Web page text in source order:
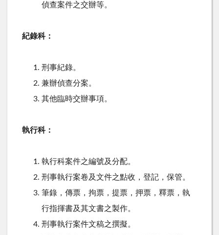
偵查案件之交辦等。
紀錄科：
刑事紀錄。
兼辦偵查分案。
其他臨時交辦事項。
執行科：
執行科案件之編號及分配。
刑事執行案卷及文件之點收，登記，保管。
筆錄，傳票，拘票，提票，押票，釋票，執
行指揮書及其文書之製作。
刑事執行案件文稿之撰擬。